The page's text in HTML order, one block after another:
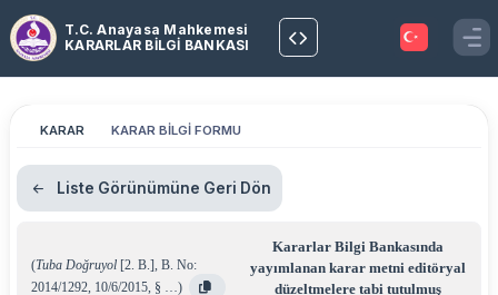
T.C. Anayasa Mahkemesi
KARARLAR BİLGİ BANKASI
KARAR KARAR BİLGİ FORMU
Liste Görünümüne Geri Dön
(Tuba Doğruyol [2. B.], B. No:
2014/1292, 10/6/2015, § …)
Kararlar Bilgi Bankasında
yayımlanan karar metni editöryal
düzeltmelere tabi tutulmuş